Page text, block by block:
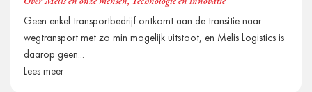
Geen enkel transportbedrijf ontkomt aan de transitie naar
wegtransport met zo min mogelijk uitstoot, en Melis Logistics is
daarop geen...
Lees meer